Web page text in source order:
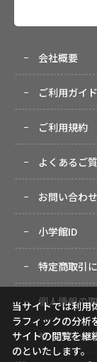
会社概要
ご利用ガイド
ご利用規約
よくあるご
お問い合わせ
小学館ID
特定商取引
個人情報の
サイトマップ
当サイトでは利用
ラフィックの分析
サイトの閲覧を継
のといたします。